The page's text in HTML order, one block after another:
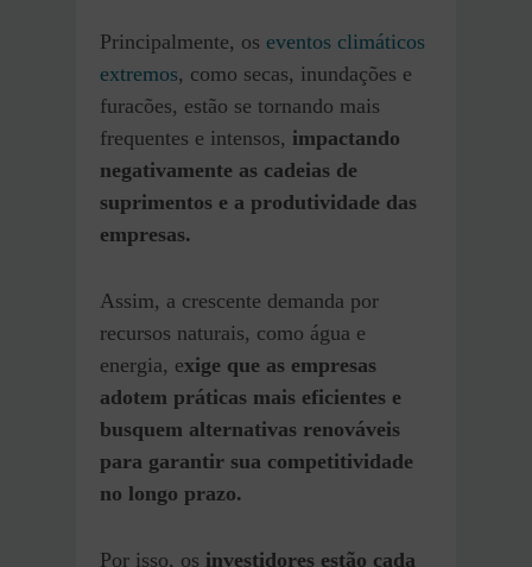
Principalmente, os eventos climáticos
extremos, como secas, inundações e
furacões, estão se tornando mais
frequentes e intensos, impactando
negativamente as cadeias de
suprimentos e a produtividade das
empresas.
Assim, a crescente demanda por
recursos naturais, como água e
energia, exige que as empresas
adotem práticas mais eficientes e
busquem alternativas renováveis
para garantir sua competitividade
no longo prazo.
Por isso, os investidores estão cada